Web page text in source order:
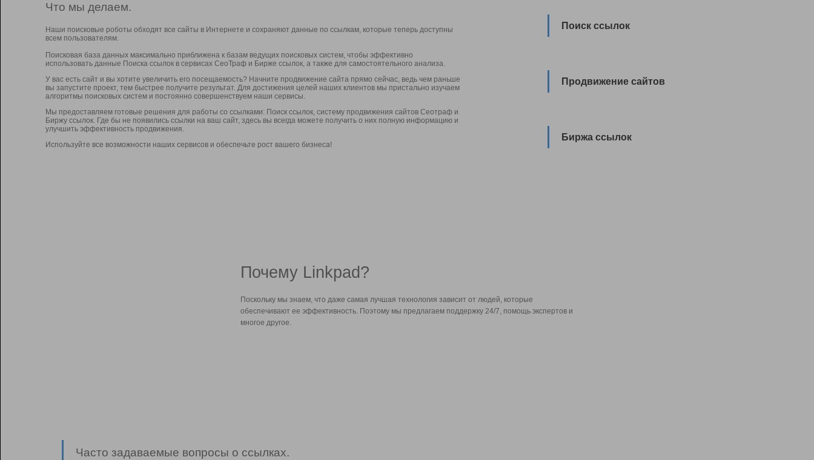
Что мы делаем.
Наши поисковые роботы обходят все сайты в Интернете и сохраняют данные по ссылкам, которые теперь доступны
всем пользователям.
Поисковая база данных максимально приближена к базам ведущих поисковых систем, чтобы эффективно
использовать данные Поиска ссылок в сервисах СеоТраф и Бирже ссылок, а также для самостоятельного анализа.
У вас есть сайт и вы хотите увеличить его посещаемость? Начните продвижение сайта прямо сейчас, ведь чем раньше
вы запустите проект, тем быстрее получите результат. Для достижения целей наших клиентов мы пристально изучаем
алгоритмы поисковых систем и постоянно совершенствуем наши сервисы.
Мы предоставляем готовые решения для работы со ссылками: Поиск ссылок, систему продвижения сайтов Сеотраф и
Биржу ссылок. Где бы не появились ссылки на ваш сайт, здесь вы всегда можете получить о них полную информацию и
улучшить эффективность продвижения.
Используйте все возможности наших сервисов и обеспечьте рост вашего бизнеса!
Поиск ссылок
Продвижение сайтов
Биржа ссылок
Почему Linkpad?
Поскольку мы знаем, что даже самая лучшая технология зависит от людей, которые
обеспечивают ее эффективность. Поэтому мы предлагаем поддержку 24/7, помощь экспертов и
многое другое.
Часто задаваемые вопросы о ссылках.